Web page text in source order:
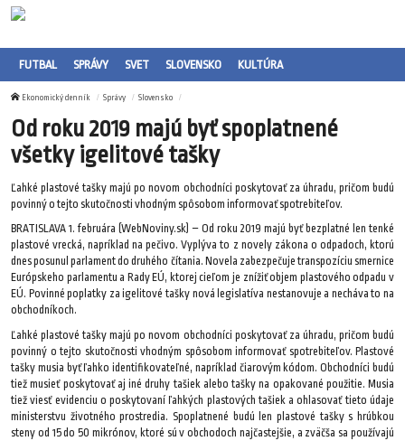
FUTBAL SPRÁVY SVET SLOVENSKO KULTÚRA
Ekonomický denník Správy Slovensko
Od roku 2019 majú byť spoplatnené
všetky igelitové tašky
Ľahké plastové tašky majú po novom obchodníci poskytovať za úhradu, pričom budú
povinný o tejto skutočnosti vhodným spôsobom informovať spotrebiteľov.
BRATISLAVA 1. februára (WebNoviny.sk) – Od roku 2019 majú byť bezplatné len tenké
plastové vrecká, napríklad na pečivo. Vyplýva to z novely zákona o odpadoch, ktorú
dnes posunul parlament do druhého čítania. Novela zabezpečuje transpozíciu smernice
Európskeho parlamentu a Rady EÚ, ktorej cieľom je znížiť objem plastového odpadu v
EÚ. Povinné poplatky za igelitové tašky nová legislatíva nestanovuje a necháva to na
obchodníkoch.
Ľahké plastové tašky majú po novom obchodníci poskytovať za úhradu, pričom budú
povinný o tejto skutočnosti vhodným spôsobom informovať spotrebiteľov. Plastové
tašky musia byť ľahko identifikovateľné, napríklad čiarovým kódom. Obchodníci budú
tiež musieť poskytovať aj iné druhy tašiek alebo tašky na opakované použitie. Musia
tiež viesť evidenciu o poskytovaní ľahkých plastových tašiek a ohlasovať tieto údaje
ministerstvu životného prostredia. Spoplatnené budú len plastové tašky s hrúbkou
steny od 15 do 50 mikrónov, ktoré sú v obchodoch najčastejšie, a zväčša sa používajú